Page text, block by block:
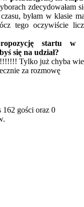
zdecydowałam
byłam w klasie
tego oczywiście
startu w
się na udział?
Tylko już chyba
za rozmowę
162 gości oraz 0